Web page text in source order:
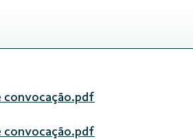
convocação.pdf
convocação.pdf